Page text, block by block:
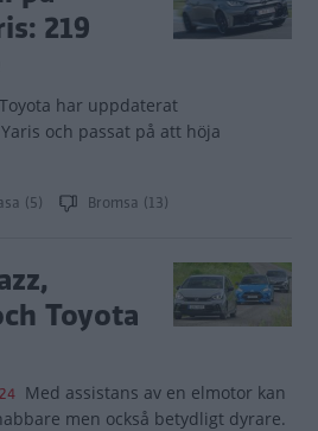
219
Toyota har uppdaterat
och passat på att höja
(5) Bromsa (13)
Toyota
Med assistans av en elmotor kan
men också betydligt dyrare.